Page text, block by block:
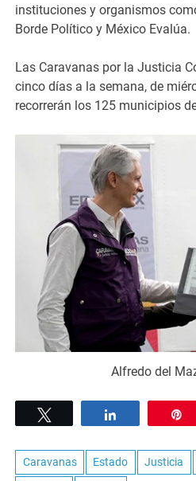
instituciones y organismos
Borde Político y México Evalúa.
Las Caravanas por la Justicia
cinco días a la semana, de
recorrerán los 125 municipios
Alfredo del
Caravanas Estado Justicia